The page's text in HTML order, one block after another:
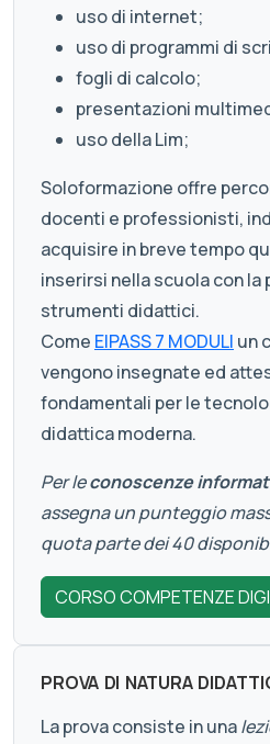
uso di internet;
uso di programmi di
fogli di calcolo;
presentazioni
uso della Lim;
Soloformazione offre
docenti e professionisti,
acquisire in breve tempo
inserirsi nella scuola con la
strumenti didattici.
Come EIPASS 7 MODULI un
vengono insegnate ed
fondamentali per le
didattica moderna.
Per leconoscenze
assegna un punteggio
quota parte dei 40
CORSO COMPETENZE
PROVA DI NATURA
La prova consiste in una